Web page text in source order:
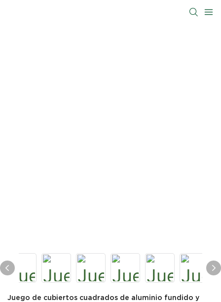
Juego de cubiertos cuadrados de aluminio fundido y